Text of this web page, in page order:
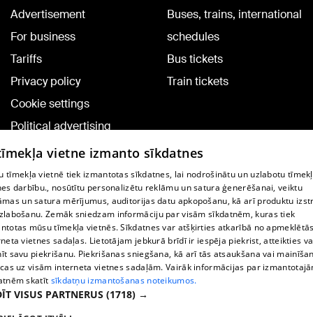
Advertisement
For business
Tariffs
Privacy policy
Cookie settings
Political advertising
Cookie policy
Commenting terms
Buses, trains, international
schedules
Bus tickets
Train tickets
TV program
Contract rules
360 Ziņu kontakti
Helio Media
Vortal assistance service: e-mail -
vietne izmanto sīkdatnes
tīmekļa vietnē tiek izmantotas sīkdatnes, lai nodrošinātu un uzlabotu
darbību., nosūtītu personalizētu reklāmu un satura ģenerēšanai, veiktu
un satura mērījumus, auditorijas datu apkopošanu, kā arī produktu
Zemāk sniedzam informāciju par visām sīkdatnēm, kuras tiek
mūsu tīmekļa vietnēs. Sīkdatnes var atšķirties atkarībā no
vietnes sadaļas. Lietotājam jebkurā brīdī ir iespēja piekrist, atteikties
savu piekrišanu. Piekrišanas sniegšana, kā arī tās atsaukšana vai
uz visām interneta vietnes sadaļām. Vairāk informācijas par
skatīt sīkdatņu izmantošanas noteikumos.
VISUS PARTNERUS (1718) →